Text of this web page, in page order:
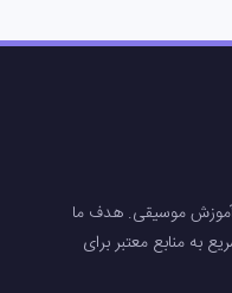
موسیقی. هدف ما
به منابع معتبر برای